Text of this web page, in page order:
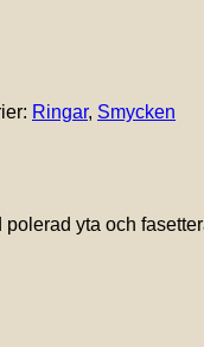
Ringar, Smycken
yta och